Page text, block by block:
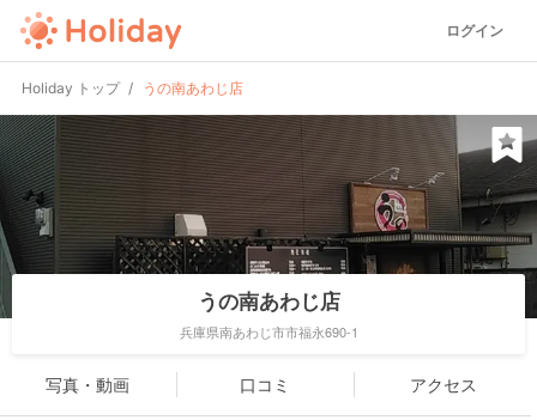
ログイン
Holiday トップ うの南あわじ店
うの南あわじ店
兵庫県南あわじ市市福永690-1
写真・動画 口コミ アクセス